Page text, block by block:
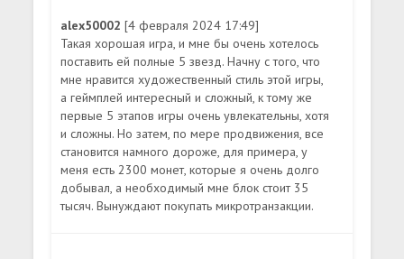
alex50002[4 февраля 2024 17:49]
Такая хорошая игра, и мне бы очень хотелось
поставить ей полные 5 звезд. Начну с того, что
мне нравится художественный стиль этой игры,
а геймплей интересный и сложный, к тому же
первые 5 этапов игры очень увлекательны, хотя
и сложны. Но затем, по мере продвижения, все
становится намного дороже, для примера, у
меня есть 2300 монет, которые я очень долго
добывал, а необходимый мне блок стоит 35
тысяч. Вынуждают покупать микротранзакции.